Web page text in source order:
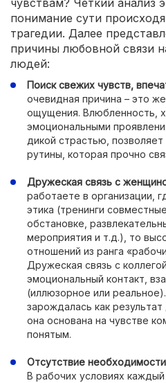
чувствам? Четкий анализ
понимание сути
трагедии. Далее
причины любовной связи
людей:
Поиск свежих чувств,
очевидная причина – это
ощущения. Влюбленность,
эмоциональными
дикой страстью,
рутины, которая прочно
Дружеская связь с
работаете в организации,
этика (тренинги
обстановке,
мероприятия и т.д.), то
отношений из ранга
Дружеская связь с
эмоциональный контакт,
(иллюзорное или
зарождалась как
она основана на чувстве
понятым.
Отсутствие
В рабочих условиях